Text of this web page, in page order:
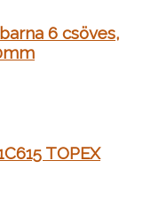
6 csöves,
TOPEX